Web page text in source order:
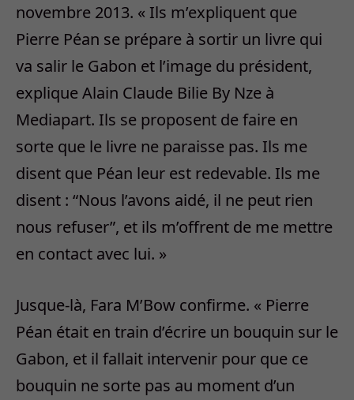
novembre 2013. « Ils m’expliquent que
Pierre Péan se prépare à sortir un livre qui
va salir le Gabon et l’image du président,
explique Alain Claude Bilie By Nze à
Mediapart. Ils se proposent de faire en
sorte que le livre ne paraisse pas. Ils me
disent que Péan leur est redevable. Ils me
disent : “Nous l’avons aidé, il ne peut rien
nous refuser”, et ils m’offrent de me mettre
en contact avec lui. »
Jusque-là, Fara M’Bow confirme. « Pierre
Péan était en train d’écrire un bouquin sur le
Gabon, et il fallait intervenir pour que ce
bouquin ne sorte pas au moment d’un